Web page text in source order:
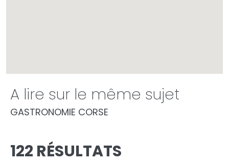
A lire sur le même sujet
GASTRONOMIE CORSE
122 RÉSULTATS